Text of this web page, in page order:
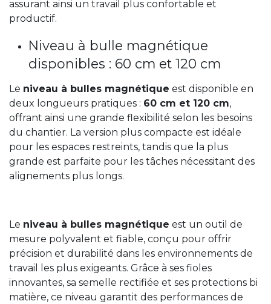
assurant ainsi un travail plus confortable et
productif.
Niveau à bulle magnétique
disponibles : 60 cm et 120 cm
Le niveau à bulles magnétique est disponible en
deux longueurs pratiques : 60 cm et 120 cm,
offrant ainsi une grande flexibilité selon les besoins
du chantier. La version plus compacte est idéale
pour les espaces restreints, tandis que la plus
grande est parfaite pour les tâches nécessitant des
alignements plus longs.
Le niveau à bulles magnétique est un outil de
mesure polyvalent et fiable, conçu pour offrir
précision et durabilité dans les environnements de
travail les plus exigeants. Grâce à ses fioles
innovantes, sa semelle rectifiée et ses protections bi
matière, ce niveau garantit des performances de